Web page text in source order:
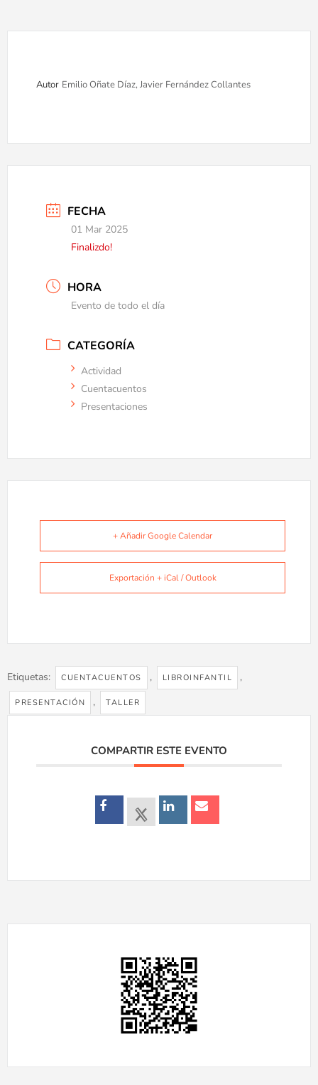
Autor Emilio Oñate Díaz, Javier Fernández Collantes
FECHA
01 Mar 2025
Finalizdo!
HORA
Evento de todo el día
CATEGORÍA
Actividad
Cuentacuentos
Presentaciones
+ Añadir Google Calendar
Exportación + iCal / Outlook
Etiquetas: CUENTACUENTOS , LIBROINFANTIL ,
PRESENTACIÓN , TALLER
COMPARTIR ESTE EVENTO